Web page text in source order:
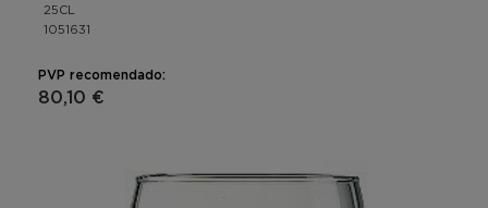
25CL
1051631
PVP recomendado:
80,10 €